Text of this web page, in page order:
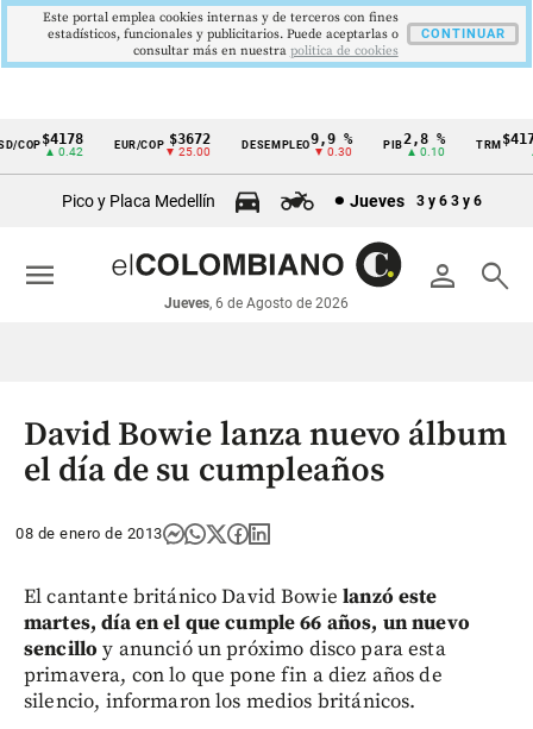
Cintillo
económicos
Colombia
COP$4178
▲ 0.42
EUR/COP $3672
▼ 25.00
DESEMPLEO 9,9 %
▼ 0.30
PIB2,8 %
▲ 0.10
TRM
▲
Pico y Placa Medellín Jueves 3 y 6 3 y 6
person search
Jueves, 6 de Agosto de 2026
menu
David Bowie lanza nuevo álbum
el día de su cumpleaños
08 de enero de 2013
El cantante británico David Bowielanzó este
martes, día en el que cumple 66 años, un nuevo
sencillo y anunció un próximo disco para esta
primavera, con lo que pone fin a diez años de
silencio, informaron los medios británicos.
Este portal emplea cookies internas y de terceros con fines
estadísticos, funcionales y publicitarios. Puede aceptarlas o
consultar más en nuestra politica de cookies
CONTINUAR